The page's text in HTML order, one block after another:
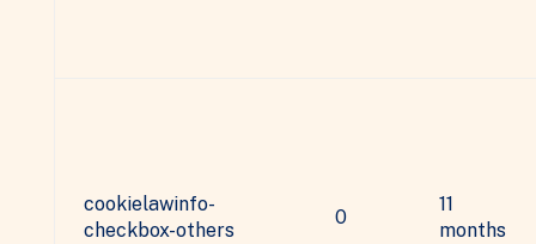
cookielawinfo-
checkbox-others
0
11
months